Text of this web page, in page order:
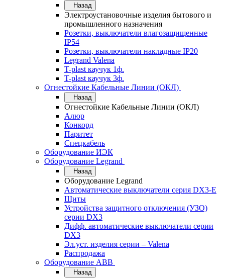
Назад
Электроустановочные изделия бытового и
промышленного назначения
Розетки, выключатели влагозащищенные
IP54
Розетки, выключатели накладные IP20
Legrand Valena
T-plast каучук 1ф.
T-plast каучук 3ф.
Огнестойкие Кабельные Линии (ОКЛ)
Назад
Огнестойкие Кабельные Линии (ОКЛ)
Алюр
Конкорд
Паритет
Спецкабель
Оборудование ИЭК
Оборудование Legrand
Назад
Оборудование Legrand
Автоматические выключатели серия DX3-E
Щиты
Устройства защитного отключения (УЗО)
серии DX3
Дифф. автоматические выключатели серии
DX3
Эл.уст. изделия серии – Valena
Распродажа
Оборудование АВВ
Назад